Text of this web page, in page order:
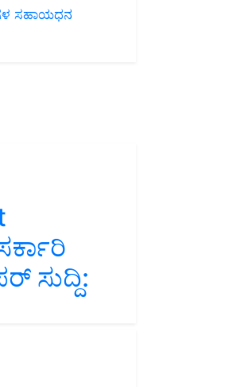
ಸಹಾಯಧನ
ಸುದ್ದಿ: